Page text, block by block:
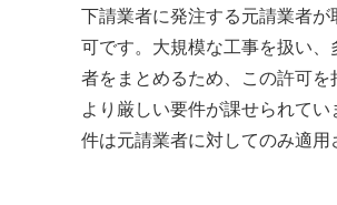
下請業者に発注する元請業者が
可です。大規模な工事を扱い、
者をまとめるため、この許可を
より厳しい要件が課せられてい
件は元請業者に対してのみ適用